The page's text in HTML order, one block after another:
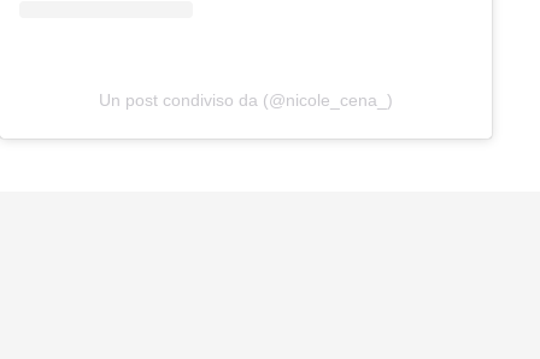
Un post condiviso da (@nicole_cena_)